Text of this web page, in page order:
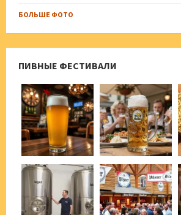
БОЛЬШЕ ФОТО
ПИВНЫЕ ФЕСТИВАЛИ